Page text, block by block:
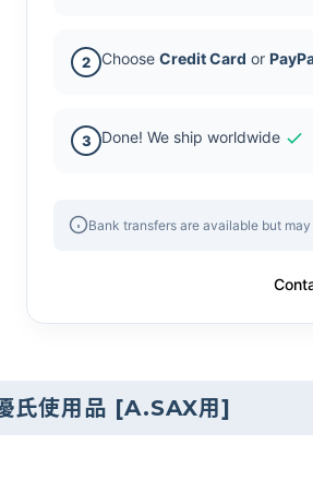
使用品 [A.SAX用 ]
2 Choose Credit Card or
3 Done! We ship worldwide
Bank transfers are available but